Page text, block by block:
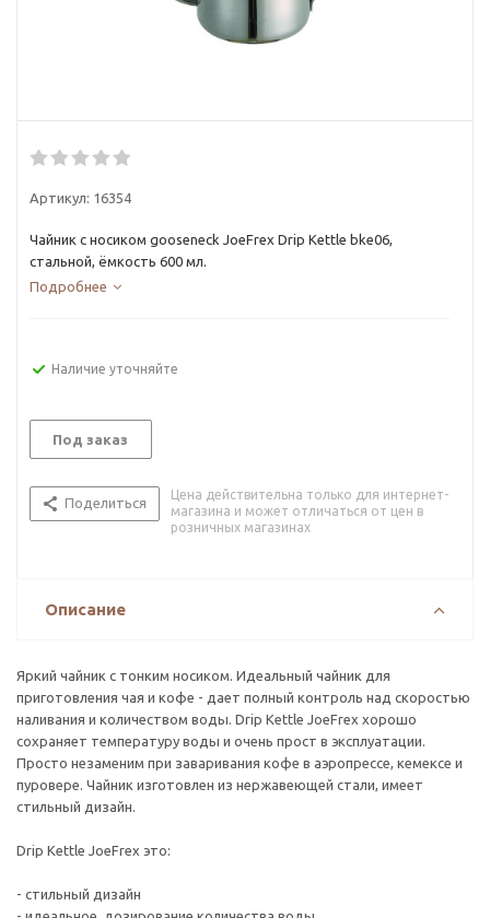
Артикул: 16354
Чайник с носиком gooseneck JoeFrex Drip Kettle bke06,
стальной, ёмкость 600 мл.
Подробнее
Наличие уточняйте
Под заказ
Поделиться
Цена действительна только для интернет-
магазина и может отличаться от цен в
розничных магазинах
Описание
Яркий чайник с тонким носиком. Идеальный чайник для
приготовления чая и кофе - дает полный контроль над скоростью
наливания и количеством воды. Drip Kettle JoeFrex хорошо
сохраняет температуру воды и очень прост в эксплуатации.
Просто незаменим при заваривания кофе в аэропрессе, кемексе и
пуровере. Чайник изготовлен из нержавеющей стали, имеет
стильный дизайн.
Drip Kettle JoeFrex это:
- стильный дизайн